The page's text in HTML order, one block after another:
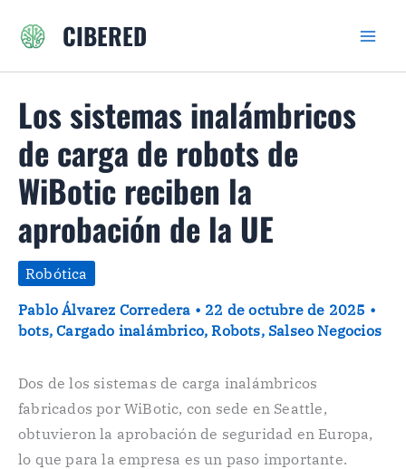
CIBERED
Los sistemas inalámbricos
de carga de robots de
WiBotic reciben la
aprobación de la UE
Robótica
Pablo Álvarez Corredera • 22 de octubre de 2025 •
bots,Cargado inalámbrico,Robots, Salseo Negocios
Dos de los sistemas de carga inalámbricos
fabricados por WiBotic, con sede en Seattle,
obtuvieron la aprobación de seguridad en Europa,
lo que para la empresa es un paso importante.